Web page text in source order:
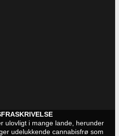
ulovligt i mange lande, herunder
udelukkende cannabisfrø som